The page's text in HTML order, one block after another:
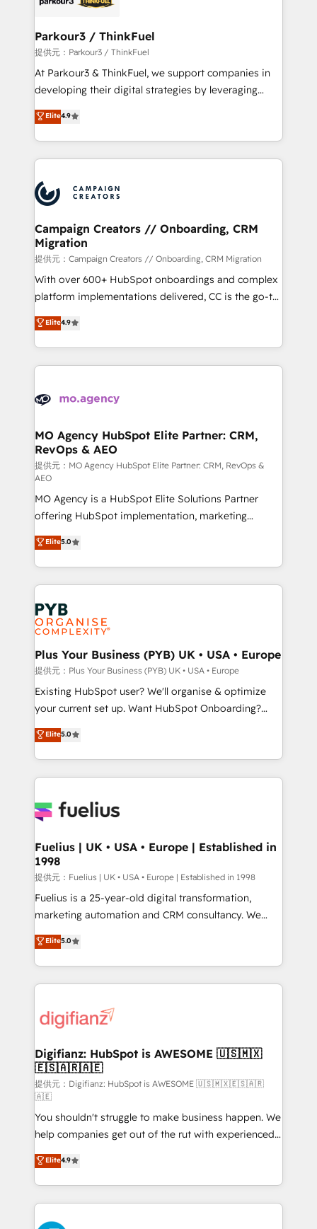
companies scale faster and smarter. 🔹 BOOMS:
Demand generation for all your buyers With BOOMS,
you invest in 100% of your buyers, accelerating your
growth and positioning yourself as an undisputed
transformation process A methodology designed to
implement HubSpot effectively and optimize your
record of business transformation, our growth-first
approach has helped brands dominate their
Parkour3 / ThinkFuel
提供元：Parkour3 / ThinkFuel
At Parkour3 & ThinkFuel, we support companies in
developing their digital strategies by leveraging
technologies and automating their marketing and
sales processes to generate growth. Our offer spans
from Strategy to Operations. We specialize in CRM
onboarding and implementation, web design, sales
extensive experience working with tech companies
and manufacturers since 2002, we are committed to
empowering our clients and developing their
autonomy. Get to grips with HubSpot through
guided implementation and seamless integration of
the CRM platform into your digital ecosystem. Would
you like support in deploying your inbound
to your needs and sales objectives. With 125+
certifications, we are part of the most certified
services are offered in both English & French.
Elite4.9
Campaign Creators // Onboarding, CRM
Migration
提供元：Campaign Creators // Onboarding, CRM Migration
With over 600+ HubSpot onboardings and complex
platform implementations delivered, CC is the go-to
Elite Solutions Partner for businesses ready to
migrate, replatform, and scale smarter. We specialize
in high-impact CRM and CMS migrations and
onboarding from platforms like Salesforce, NetSuite,
WordPress and legacy CRMs, turning fragmented
architectures that accelerate revenue operations and
performance. - Multi-object CRM migration, cleanup,
and implementation. - Pre-built and custom
integrations across your full tech stack. - Custom
object setup, CMS builds, and full-funnel automation.
- Dashboards, lifecycle campaigns, and lead
nurturing sequences. - Cross-hub setup across
Marketing, Sales, Operations, and Service Hubs. -
Ongoing optimization, managed support, and
scalable retainers. Let’s make HubSpot your most
powerful growth engine. Built to convert, scale, and
drive results.
Elite4.9
MO Agency HubSpot Elite Partner: CRM,
RevOps & AEO
提供元：MO Agency HubSpot Elite Partner: CRM, RevOps &
AEO
MO Agency is a HubSpot Elite Solutions Partner
offering HubSpot implementation, marketing
automation, CRM and RevOps consulting, data
architecture, sales enablement, lifecycle automation,
lead scoring and revenue reporting. HubSpot,
Salesforce and integrated enterprise stacks. Digital
Marketing, Answer Engine Optimisation, and
Generative Engine Optimisation (AI Search),
HubSpot Content Hub, WordPress development,
B2B SEO, paid media, and content. We work with
enterprise and growth-led companies across
technology, professional services, financial services
and industrial sectors. Offices in Johannesburg, Cape
implementations delivered. AI visibility coverage
across ChatGPT, Claude, Perplexity, Gemini and
Innovation HubSpot Impact Award - Platform
Migration Excellence HubSpot Impact Award -
professionals.
Elite5.0
Plus Your Business (PYB) UK • USA • Europe
提供元：Plus Your Business (PYB) UK • USA • Europe
Existing HubSpot user? We'll organise & optimize
your current set up. Want HubSpot Onboarding?
We'll customise your CRM & automate your business
processes. Welcome to our Profile! We can help
with... • CRM implementation, reports & workflows,
and team training • CRM migration: Salesforce,
Custom API integrations A little about us... • Boutique
for Sales Hub, Marketing Hub, Service Hub, Data
Hub and Website (CMS) • ISO/IEC 27001:2022, ISO
9001:2015 and now... ISO 42001: 2023 certified •
Exclusive AI 'GuardHub' governance framework,
based on ISO 42001 - helping you 'organise
👈 '𝗖𝗼𝗻𝘁𝗮𝗰𝘁 𝗯𝘂𝘀𝗶𝗻𝗲𝘀𝘀' button to get in touch
(𝘸𝘦'𝘳𝘦 𝘴𝘶𝘱𝘦𝘳 𝘳𝘦𝘴𝘱𝘰𝘯𝘴𝘪𝘷𝘦)
Elite5.0
Fuelius | UK • USA • Europe | Established in
1998
提供元：Fuelius | UK • USA • Europe | Established in 1998
Fuelius is a 25-year-old digital transformation,
marketing automation and CRM consultancy. We
enable mid-market and enterprise clients to
maximise their return from digital and fuel their
growth. We modernise platforms, streamline
operations that are causing inefficiencies, improve
supercharge revenue operations Key services: • CRM
Transformation / Web Development • RevOps &
Sales Consulting • Marketing Automation What
makes us different? 🚀 Top 0.5% of global HubSpot
agencies ⚙️ The strongest technical ability and
integration capabilities 💼 Consultative, long-term
partners who will embed ourselves into your
business, processes and systems 🏢 We specialise in
working with mid-market and enterprise
organisations, global organisations and those with
complex use cases 🏆 CRM Implementation,
Platform Enablement, Custom Integration and
Elite5.0
Digifianz: HubSpot is AWESOME 🇺🇸🇲🇽
🇪🇸🇦🇷🇦🇪
提供元：Digifianz: HubSpot is AWESOME 🇺🇸🇲🇽🇪🇸🇦🇷
🇦🇪
You shouldn't struggle to make business happen. We
help companies get out of the rut with experienced,
process-oriented teams implementing HubSpot
Marketing, Sales, Service, CMS and Operations Hub,
so selling and actually engaging with your customers
feels easy and pain-free. We are a top ranked
HubSpot Elite Partner, winner of Rookie of the Year
Elite4.9